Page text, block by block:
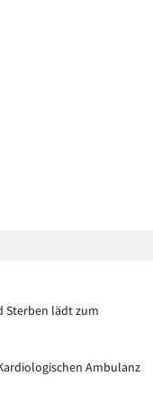
Sterben lädt zum
Ambulanz